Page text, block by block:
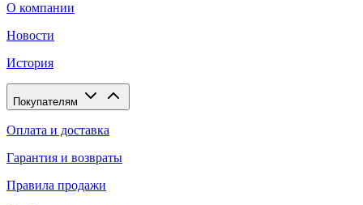
О компании
Новости
История
Покупателям
Оплата и доставка
Гарантия и возвраты
Правила продажи